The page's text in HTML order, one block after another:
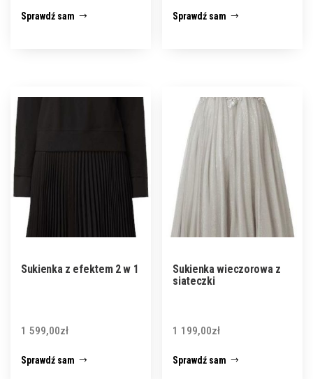
Sprawdź sam Sprawdź sam
Sukienka z efektem 2 w 1
1 599,00zł
Sprawdź sam
Sukienka wieczorowa z
siateczki
1 199,00zł
Sprawdź sam